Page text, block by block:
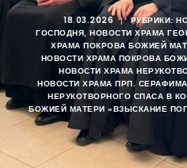
SEARCH
18.03.2026 | РУБРИКИ:
ГОСПОДНЯ ,НОВОСТИ ХРАМА
ХРАМА ПОКРОВА БОЖИЕЙ
НОВОСТИ ХРАМА ПОКРОВА
НОВОСТИ ХРАМА
НОВОСТИ ХРАМА ПРП.
НЕРУКОТВОРНОГО СПАСА В
БОЖИЕЙ МАТЕРИ «ВЗЫСКАНИЕ